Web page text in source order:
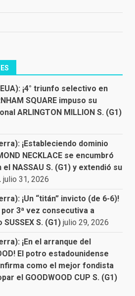
¡4° triunfo selectivo en
SQUARE impuso su
ARLINGTON MILLION S. (G1)
¡Estableciendo dominio
NECKLACE se encumbró
NASSAU S. (G1) y extendió su
julio 31, 2026
¡Un “titán” invicto (de 6-6)!
por 3ª vez consecutiva a
S. (G1) julio 29, 2026
¡En el arranque del
El potro estadounidense
como el mejor fondista
el GOODWOOD CUP S. (G1)